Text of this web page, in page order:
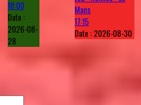
18:00
Date :
2026-08-
28
Mans
17:15
Date :2026-08-30